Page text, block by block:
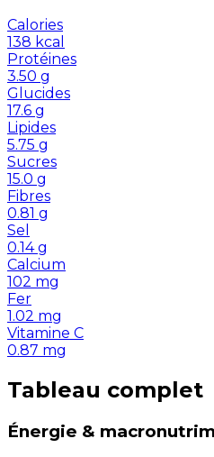
Calories
138 kcal
Protéines
3.50 g
Glucides
17.6 g
Lipides
5.75 g
Sucres
15.0 g
Fibres
0.81 g
Sel
0.14 g
Calcium
102 mg
Fer
1.02 mg
Vitamine C
0.87 mg
Tableau complet
Énergie &